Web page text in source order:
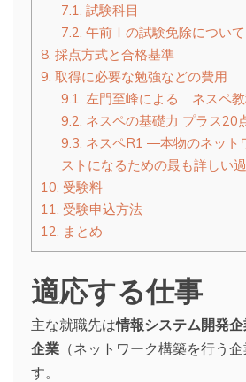
7.1. 試験科目
7.2. 午前Ⅰの試験免除について
8. 採点方式と合格基準
9. 取得に必要な勉強などの費用
9.1.
左門至峰による ネスペ
9.2. ネスペの基礎力 プラス20
9.3. ネスペR1 ―本物のネット
ストになるための最も詳しい
10. 受験料
11.
受験申込方法
12.
まとめ
適応する仕事
主な就職先は情報システム開発
企業 （ネットワーク構築を行う
す。